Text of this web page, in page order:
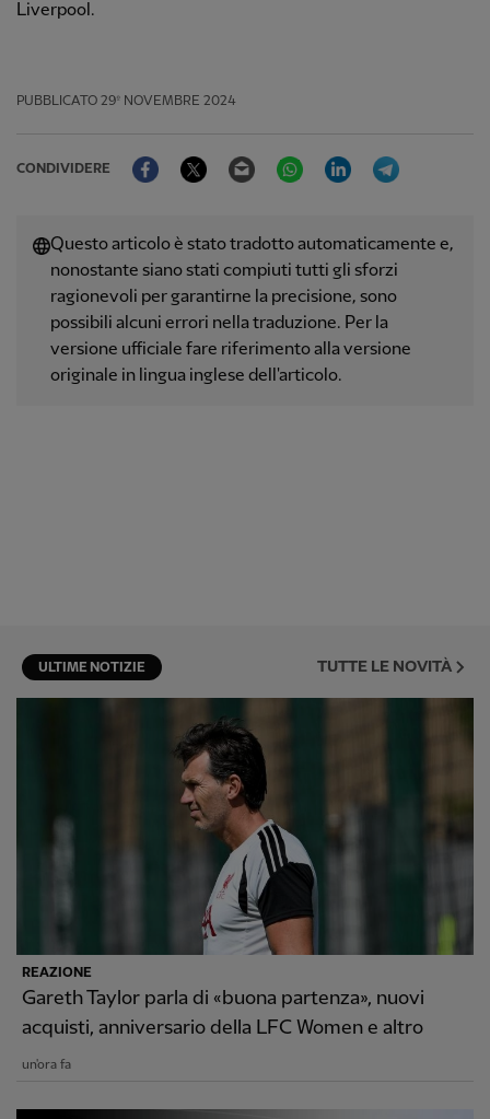
Liverpool.
PUBBLICATO 29º NOVEMBRE 2024
CONDIVIDERE
FacebookTwitter Email WhatsAppLinkedIn
Questo articolo è stato tradotto automaticamente e,
nonostante siano stati compiuti tutti gli sforzi
ragionevoli per garantirne la precisione, sono
possibili alcuni errori nella traduzione. Per la
versione ufficiale fare riferimento alla versione
originale in lingua inglese dell'articolo.
ULTIME NOTIZIE TUTTE LE NOVITÀ
REAZIONE
Gareth Taylor parla di «buona partenza», nuovi
acquisti, anniversario della LFC Women e altro
un'ora fa